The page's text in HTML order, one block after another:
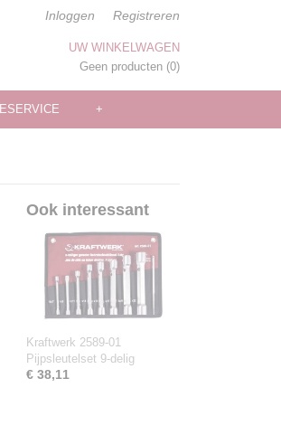
Inloggen Registreren
UW WINKELWAGEN
Geen producten (0)
+
Ook interessant
Kraftwerk 2589-01
Pijpsleutelset 9-delig
€ 38,11